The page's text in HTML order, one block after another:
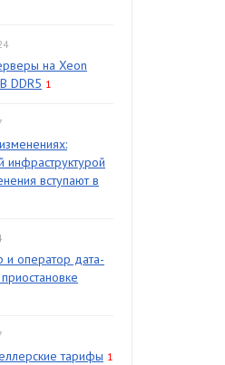
на Xeon
DDR5 1
инфраструктурой
вступают в
и оператор дата-
тарифы 1